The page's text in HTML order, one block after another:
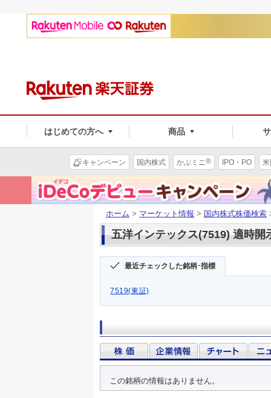
はじめての方へ 商品
キャンペーン 国内株式 かぶミニ® IPO・PO
ホーム > マーケット情報 > 国内株式株価検索
五洋インテックス(7519) 適時開
最近チェックした銘柄･指標
7519(東証)